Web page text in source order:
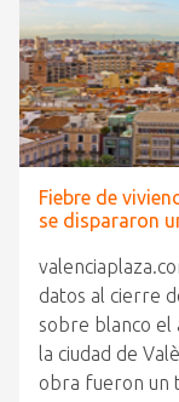
Fiebre de
se dispararon
datos al cierre
sobre blanco el
la ciudad de
obra fueron un